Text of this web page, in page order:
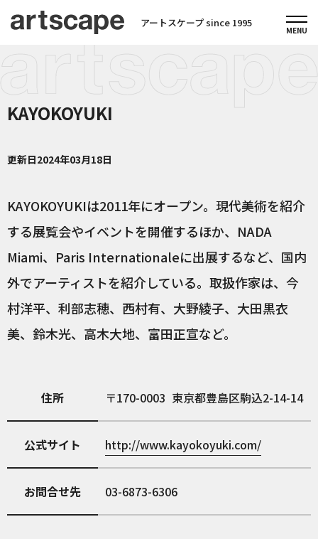
アートスケープ since 1995
KAYOKOYUKI
更新日2024年03月18日
KAYOKOYUKIは2011年にオープン。現代美術を紹介
する展覧会やイベントを開催するほか、NADA
Miami、Paris Internationaleに出展するなど、国内
外でアーティストを紹介している。取扱作家は、今
村洋平、利部志穂、西村有、大野綾子、大田黒衣
美、鈴木光、高木大地、富田正宣など。
住所 170-0003 東京都豊島区駒込2-14-14
公式サイト http://www.kayokoyuki.com/
お問合せ先 03-6873-6306